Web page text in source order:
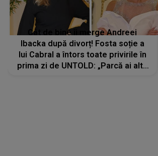
Cât de bine îi merge Andreei
Ibacka după divorț! Fosta soție a
lui Cabral a întors toate privirile în
prima zi de UNTOLD: „Parcă ai altă